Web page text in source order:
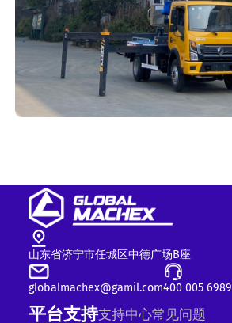
山东省济宁市任城区中德广场B座
globalmachex@gamil.com400 005 6989
平台支持支持中心常见问题